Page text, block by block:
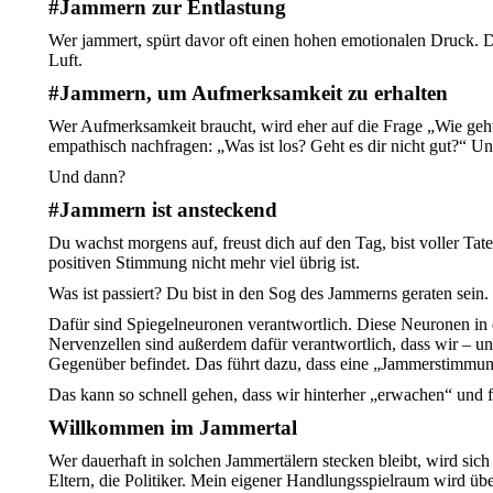
#Jammern zur Entlastung
Wer jammert, spürt davor oft einen hohen emotionalen Druck.
Luft.
#Jammern, um Aufmerksamkeit zu erhalten
Wer Aufmerksamkeit braucht, wird eher auf die Frage „Wie
empathisch nachfragen: „Was ist los? Geht es dir nicht gut?“
Und dann?
#Jammern ist ansteckend
Du wachst morgens auf, freust dich auf den Tag, bist voller
positiven Stimmung nicht mehr viel übrig ist.
Was ist passiert? Du bist in den Sog des Jammerns geraten
Dafür sind Spiegelneuronen verantwortlich. Diese Neuronen
Nervenzellen sind außerdem dafür verantwortlich, dass wir –
Gegenüber befindet. Das führt dazu, dass eine
Das kann so schnell gehen, dass wir hinterher „erwachen“
Willkommen im Jammertal
Wer dauerhaft in solchen Jammertälern stecken bleibt, wird
Eltern, die Politiker. Mein eigener Handlungsspielraum wird